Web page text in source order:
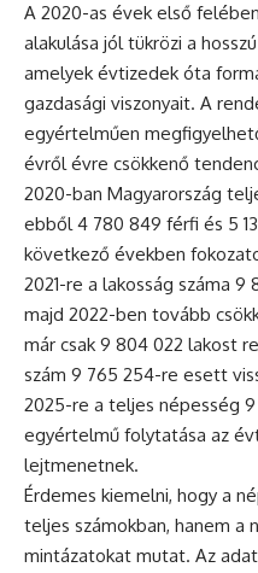
A 2020-as évek első
alakulása jól tükrözi a
amelyek évtizedek óta
gazdasági viszonyait. A
egyértelműen
évről évre csökkenő
2020-ban Magyarország
ebből 4 780 849 férfi és 5
következő években
2021-re a lakosság száma
majd 2022-ben tovább
már csak 9 804 022 lakost
szám 9 765 254-re esett
2025-re a teljes népesség 9
egyértelmű folytatása az
lejtmenetnek.
Érdemes kiemelni, hogy a
teljes számokban, hanem a
mintázatokat mutat. Az